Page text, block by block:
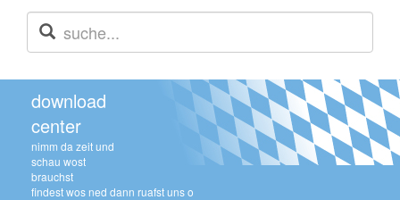
download
center
nimm da zeit und
schau wost
brauchst
findest wos ned dann ruafst uns o